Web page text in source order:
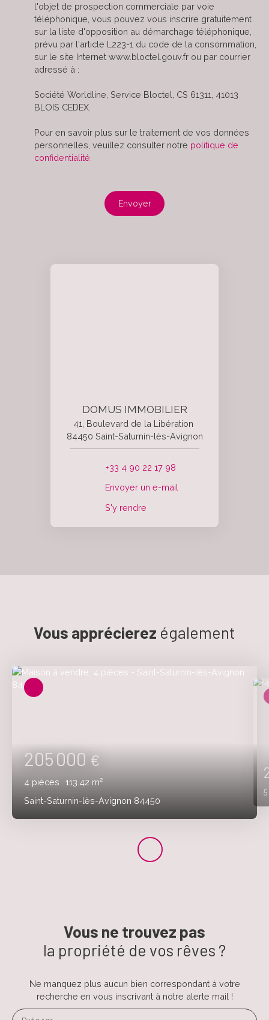
l'objet de prospection commerciale par voie
téléphonique, vous pouvez vous inscrire gratuitement
sur la liste d'opposition au démarchage téléphonique,
prévu par l'article L223-1 du code de la consommation,
sur le site Internet www.bloctel.gouv.fr ou par courrier
adressé à :
Société Worldline, Service Bloctel, CS 61311, 41013
BLOIS CEDEX.
Pour en savoir plus sur le traitement de vos données
personnelles, veuillez consulter notre politique de
confidentialité
Envoyer
DOMUS IMMOBILIER
41, Boulevard de la Libération
84450 Saint-Saturnin-lès-Avignon
+33 4 90 22 17 98
Envoyer un e-mail
S'y rendre
Vous apprécierez également
205 000€
4 pièces 113.42 m²
Saint-Saturnin-lès-Avignon 84450
5
Vous ne trouvez pas
la propriété de vos rêves ?
Ne manquez plus aucun bien correspondant à votre
recherche en vous inscrivant à notre alerte mail !